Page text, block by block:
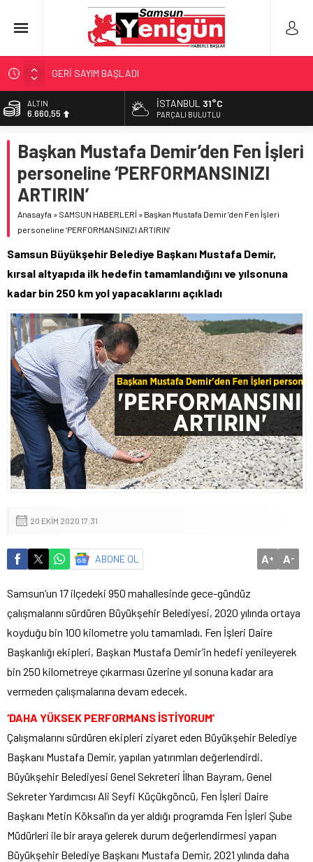
GERİ SAYIM BAŞLADI
SAMSUNSPOR’DA HEDEF 5’İNCİLİK!
‘BAFRA’YA YATIRIM YAPIN!’
YÖNETİCİ SEÇERKEN YAPILAN EN BÜYÜK HATALAR
ALTIN
6.660,55
13.779,39
DOLAR
47,7111
55,1881
İSTANBUL 31°C
PARÇALI BULUTLU
Başkan Mustafa Demir’den Fen İşleri
personeline ‘PERFORMANSINIZI
ARTIRIN’
Anasayfa » SAMSUN HABERLERİ » Başkan Mustafa Demir’den Fen İşleri
personeline ‘PERFORMANSINIZI ARTIRIN’
Samsun Büyükşehir Belediye Başkanı Mustafa Demir,
kırsal altyapıda ilk hedefin tamamlandığını ve yılsonuna
kadar bin 250 km yol yapacaklarını açıkladı
20 EKIM 2020 17:31
ABONE OL A+ A-
Samsun’un 17 ilçedeki 950 mahallesinde gece-gündüz
çalışmalarını sürdüren Büyükşehir Belediyesi, 2020 yılında ortaya
koyduğu bin 100 kilometre yolu tamamladı. Fen İşleri Daire
Başkanlığı ekipleri, Başkan Mustafa Demir’in hedefi yenileyerek
bin 250 kilometreye çıkarması üzerine yıl sonuna kadar ara
vermeden çalışmalarına devam edecek.
‘DAHA YÜKSEK PERFORMANS İSTİYORUM’
Çalışmalarını sürdüren ekipleri ziyaret eden Büyükşehir Belediye
Başkanı Mustafa Demir, yapılan yatırımları değerlendirdi.
Büyükşehir Belediyesi Genel Sekreteri İlhan Bayram, Genel
Sekreter Yardımcısı Ali Seyfi Küçükgöncü, Fen İşleri Daire
Başkanı Metin Köksal’ın da yer aldığı programda Fen İşleri Şube
Müdürleri ile bir araya gelerek durum değerlendirmesi yapan
Büyükşehir Belediye Başkanı Mustafa Demir, 2021 yılında daha